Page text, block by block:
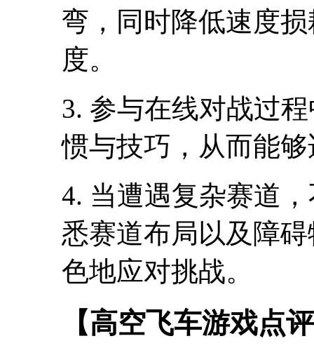
弯，同时降低速度
度。
3. 参与在线对战过
惯与技巧，从而能
4. 当遭遇复杂赛道
悉赛道布局以及障
色地应对挑战。
【高空飞车游戏点